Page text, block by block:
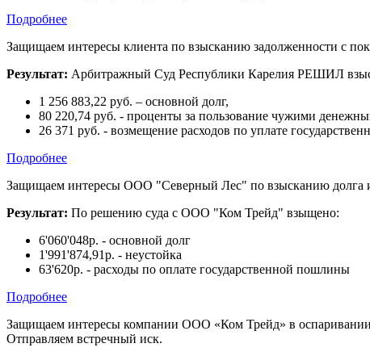
Подробнее
Защищаем интересы клиента по взысканию задолженности с
Результат: Арбитражный Суд Республики Карелия РЕШИЛ
1 256 883,22 руб. – основной долг,
80 220,74 руб. - проценты за пользование чужими
26 371 руб. - возмещение расходов по уплате
Подробнее
Защищаем интересы ООО "Северный Лес" по взысканию
Результат: По решению суда с ООО "Ком Трейд" взыщено:
6'060'048р. - основной долг
1'991'874,91р. - неустойка
63'620р. - расходы по оплате государственной пошлины
Подробнее
Защищаем интересы компании ООО «Ком Трейд» в оспаривании
Отправляем встречный иск.